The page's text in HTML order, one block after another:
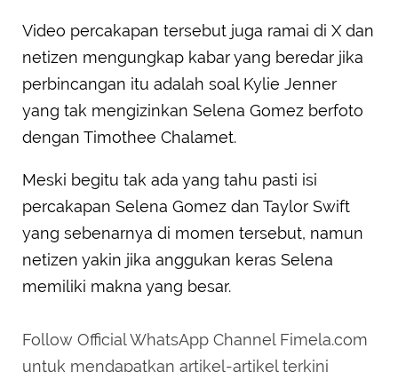
Video percakapan tersebut juga ramai di X dan
netizen mengungkap kabar yang beredar jika
perbincangan itu adalah soal Kylie Jenner
yang tak mengizinkan Selena Gomez berfoto
dengan Timothee Chalamet.
Meski begitu tak ada yang tahu pasti isi
percakapan Selena Gomez dan Taylor Swift
yang sebenarnya di momen tersebut, namun
netizen yakin jika anggukan keras Selena
memiliki makna yang besar.
Follow Official WhatsApp Channel Fimela.com
untuk mendapatkan artikel-artikel terkini